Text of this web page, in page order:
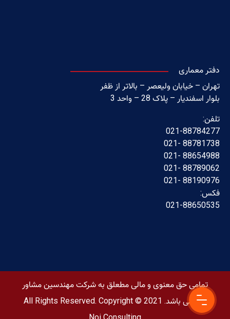
دفتر معماری
تهران – خیابان ولیعصر – بالاتر از ظفر
بلوار اسفندیار – پلاک 28 – واحد 3
تلفن:
021-88784277
88781738 -021
88654988 -021
88789062 -021
88190976 -021
فکس:
021-88650535
تمامی حق معنوی و مالی مطعلق به شرکت مهندسین مشاور
نوی می باشد. All Rights Reserved. Copyright © 2021
Noi Consulting